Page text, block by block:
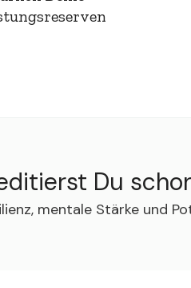
Du
mentale Stärke und